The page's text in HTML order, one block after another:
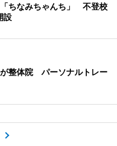
ちなみちゃんち」 不登校
設
整体院 パーソナルトレー